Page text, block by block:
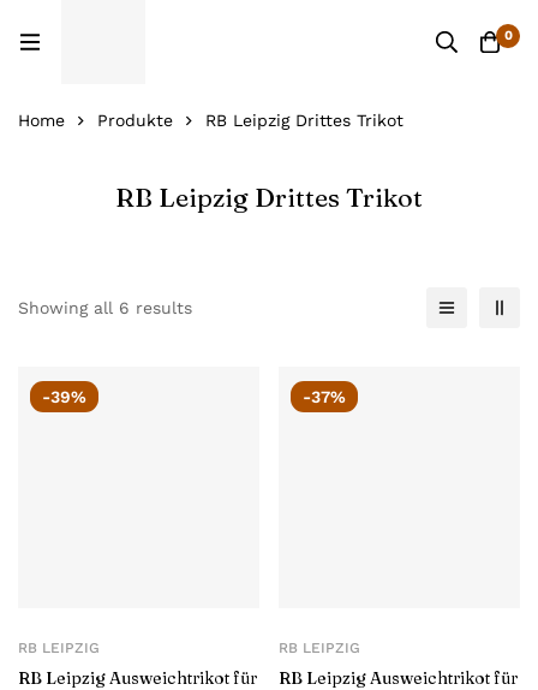
0
Home Produkte RB Leipzig Drittes Trikot
RB Leipzig Drittes Trikot
Showing all 6 results
-39%
RB LEIPZIG
RB Leipzig Ausweichtrikot für
-37%
RB LEIPZIG
RB Leipzig Ausweichtrikot für